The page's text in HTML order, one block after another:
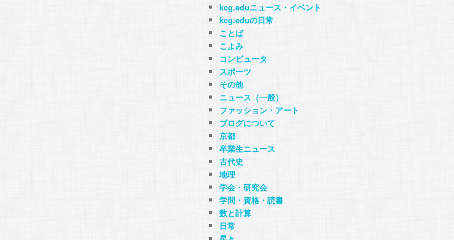
kcg.eduニュース・イベント
kcg.eduの日常
ことば
こよみ
コンピュータ
スポーツ
その他
ニュース（一般）
ファッション・アート
ブログについて
京都
卒業生ニュース
古代史
地理
学会・研究会
学問・資格・読書
数と計算
日常